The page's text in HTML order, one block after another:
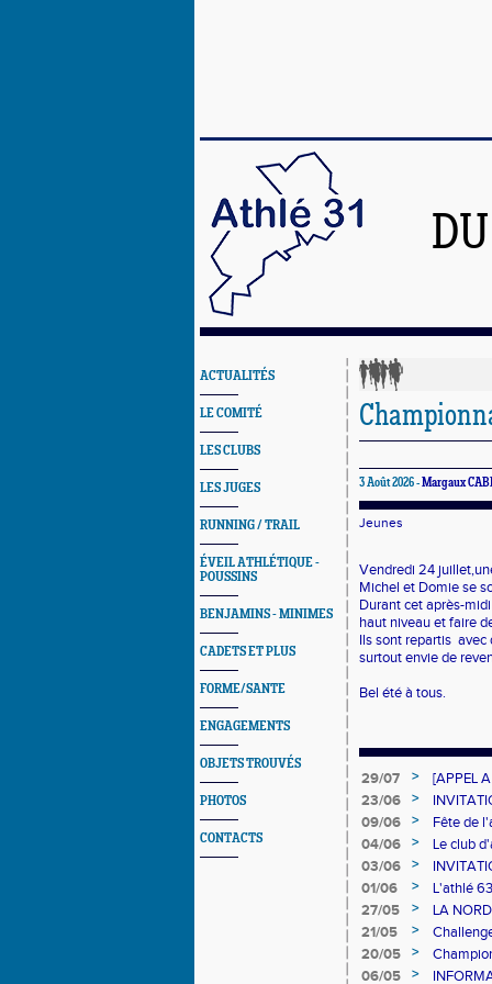
ACTUALITÉS
LE COMITÉ
LES CLUBS
LES JUGES
RUNNING / TRAIL
ÉVEIL ATHLÉTIQUE -
POUSSINS
BENJAMINS - MINIMES
CADETS ET PLUS
FORME/SANTE
ENGAGEMENTS
OBJETS TROUVÉS
PHOTOS
CONTACTS
3 Août 2026 -Margaux
Jeunes
Vendredi 24 juillet,u
Michel et Domie se
Durant cet après-
haut niveau et faire
Ils sont repartis avec
surtout envie de
Bel été à tous.
29/07 >
[APPEL
23/06
>
CDA31
09/06 >
Fête de
04/06
>
Le club
03/06
>
CDA31
01/06 >
L'athlé
27/05
>
LA
21/05
>
20/05
>
le 31
06/05 >